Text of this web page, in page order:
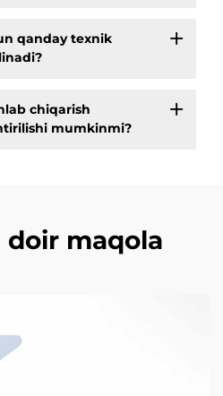
qanday texnik
chiqarish
mumkinmi?
doir maqola